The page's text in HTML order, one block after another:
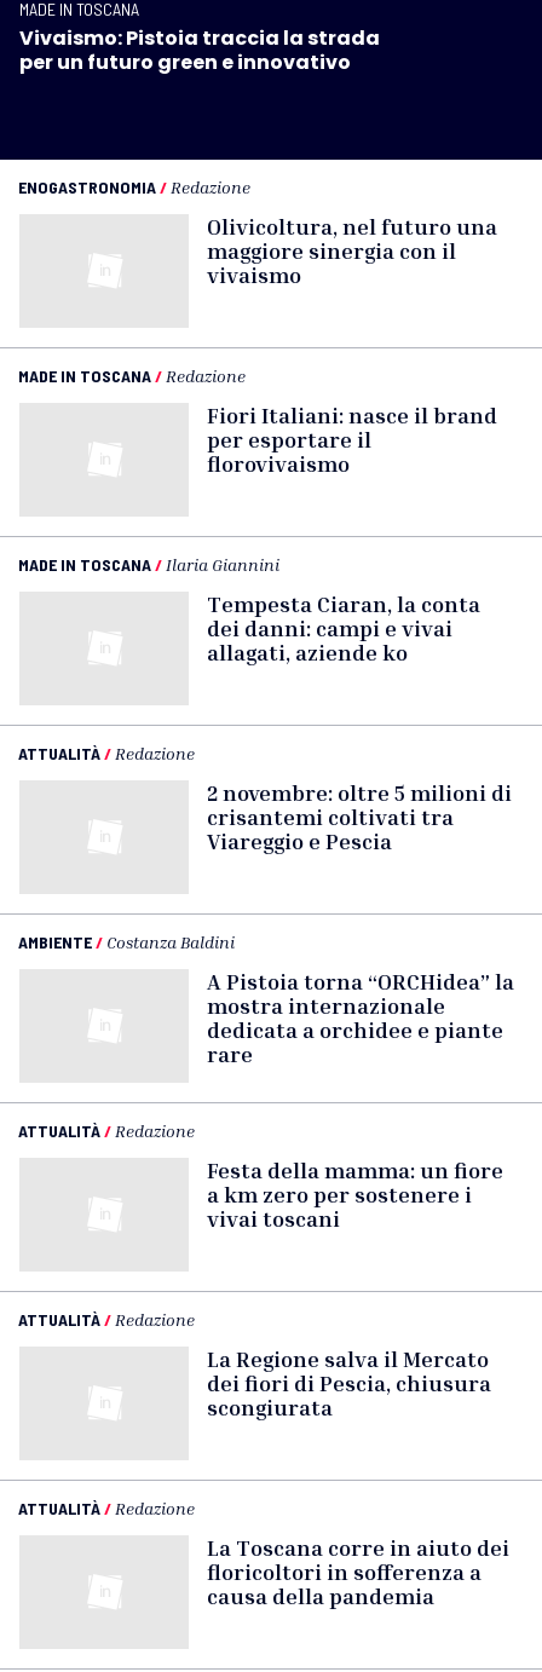
MADE IN TOSCANA
Vivaismo: Pistoia traccia la strada
per un futuro green e innovativo
ENOGASTRONOMIA/ Redazione
Olivicoltura, nel futuro una
maggiore sinergia con il
vivaismo
MADE IN TOSCANA/ Redazione
Fiori Italiani: nasce il brand
per esportare il
florovivaismo
MADE IN TOSCANA/ Ilaria Giannini
Tempesta Ciaran, la conta
dei danni: campi e vivai
allagati, aziende ko
ATTUALITÀ/ Redazione
2 novembre: oltre 5 milioni di
crisantemi coltivati tra
Viareggio e Pescia
AMBIENTE/ Costanza Baldini
A Pistoia torna “ORCHidea” la
mostra internazionale
dedicata a orchidee e piante
rare
ATTUALITÀ/ Redazione
Festa della mamma: un fiore
a km zero per sostenere i
vivai toscani
ATTUALITÀ/ Redazione
La Regione salva il Mercato
dei fiori di Pescia, chiusura
scongiurata
ATTUALITÀ/ Redazione
La Toscana corre in aiuto dei
floricoltori in sofferenza a
causa della pandemia